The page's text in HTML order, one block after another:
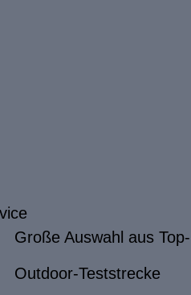
Große Auswahl aus
Outdoor-Teststrecke